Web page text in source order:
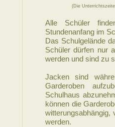
(Die
Alle Schüler
Stundenanfang im
Das Schulgelände
Schüler dürfen nur
werden und sind zu
Jacken sind
Garderoben
Schulhaus
können die
werden.